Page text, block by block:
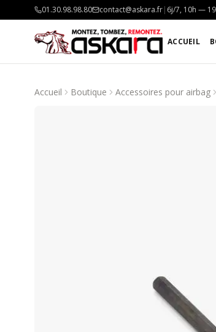
01.30.98.98.80 contact@askara.fr| 6j/7, 10h —
ACCUEIL
Accueil Boutique Accessoires pour airbag